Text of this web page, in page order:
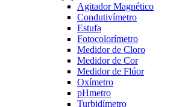
Agitador Magnético
Condutivímetro
Estufa
Fotocolorímetro
Medidor de Cloro
Medidor de Cor
Medidor de Flúor
Oxímetro
pHmetro
Turbidímetro